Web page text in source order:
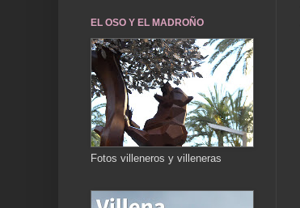
EL OSO Y EL MADROÑO
Fotos villeneros y villeneras